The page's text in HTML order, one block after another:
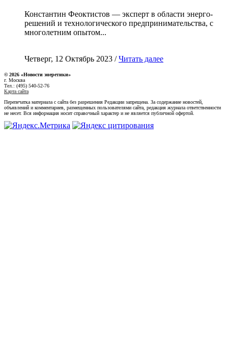
Константин Феоктистов — эксперт в области энерго-
решений и технологического предпринимательства, с
многолетним опытом...
Четверг, 12 Октябрь 2023 /Читать далее
© 2026 «Новости энеретики»
г. Москва
Тел.: (495) 540-52-76
Карта сайта
Перепечатка материала с сайта без разрешения Редакции запрещена. За содержание новостей,
объявлений и комментариев, размещенных пользователями сайта, редакция журнала ответственности
не несет. Вся информация носит справочный характер и не является публичной офертой.